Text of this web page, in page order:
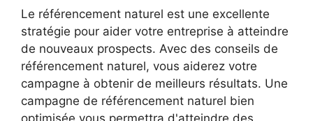
Le référencement naturel est une excellente
stratégie pour aider votre entreprise à atteindre
de nouveaux prospects. Avec des conseils de
référencement naturel, vous aiderez votre
campagne à obtenir de meilleurs résultats. Une
campagne de référencement naturel bien